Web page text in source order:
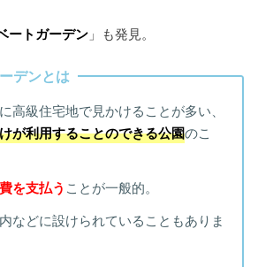
ートガーデン 」も発見。
デンとは
高級住宅地で見かけることが多い、
が利用することのできる公園のこ
を支払う ことが一般的。
などに設けられていることもありま